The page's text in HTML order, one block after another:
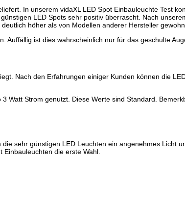
In unserem vidaXL LED Spot Einbauleuchte Test
LED Spots sehr positiv überrascht. Nach
höher als von Modellen anderer Hersteller
ist dies wahrscheinlich nur für das geschulte
Nach den Erfahrungen einiger Kunden können die
Watt Strom genutzt. Diese Werte sind Standard.
sehr günstigen LED Leuchten ein angenehmes Licht
die erste Wahl.